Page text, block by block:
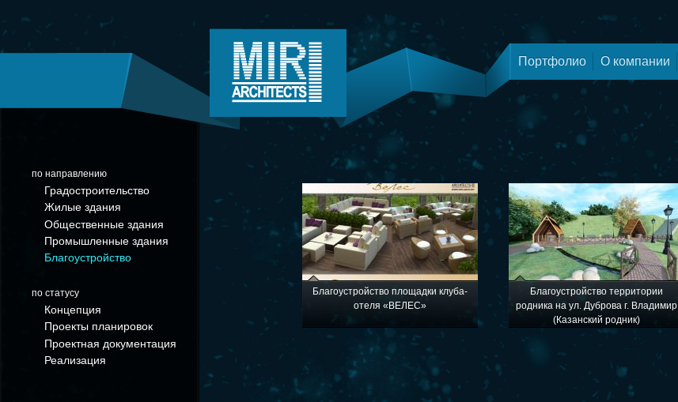
Портфолио О компании
по направлению
Градостроительство
Жилые здания
Общественные здания
Промышленные здания
Благоустройство
по статусу
Концепция
Проекты планировок
Проектная документация
Реализация
Благоустройство площадки клуба-
отеля «ВЕЛЕС»
Благоустройство территории
родника на ул. Дуброва г. Владимир
(Казанский родник)